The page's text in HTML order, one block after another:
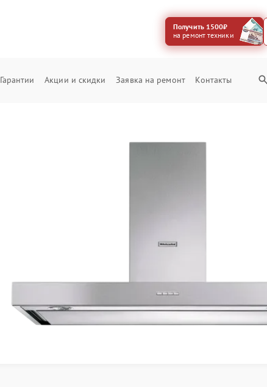
Получить 1500₽
на ремонт техники
Гарантии Акции и скидки Заявка на ремонт Контакты